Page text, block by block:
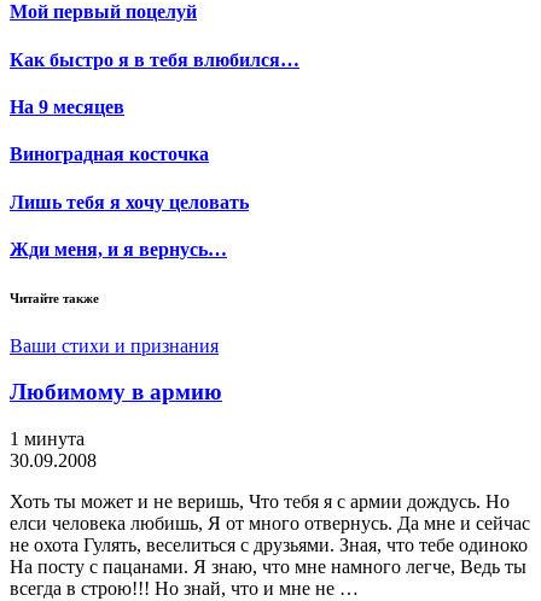
Мой первый поцелуй
Как быстро я в тебя влюбился…
На 9 месяцев
Виноградная косточка
Лишь тебя я хочу целовать
Жди меня, и я вернусь…
Читайте также
Ваши стихи и признания
Любимому в армию
1 минута
30.09.2008
Хоть ты может и не веришь, Что тебя я с армии дождусь. Но
елси человека любишь, Я от много отвернусь. Да мне и сейчас
не охота Гулять, веселиться с друзьями. Зная, что тебе одиноко
На посту с пацанами. Я знаю, что мне намного легче, Ведь ты
всегда в строю!!! Но знай, что и мне не …